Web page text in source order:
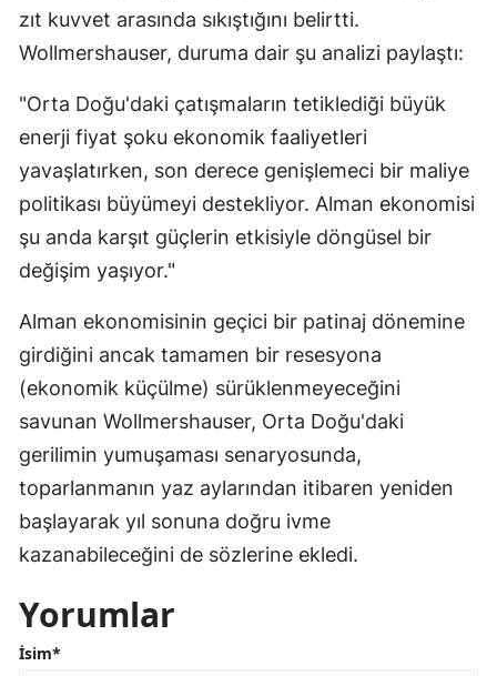
zıt kuvvet arasında sıkıştığını belirtti.
Wollmershauser, duruma dair şu analizi paylaştı:
"Orta Doğu'daki çatışmaların tetiklediği büyük
enerji fiyat şoku ekonomik faaliyetleri
yavaşlatırken, son derece genişlemeci bir maliye
politikası büyümeyi destekliyor. Alman ekonomisi
şu anda karşıt güçlerin etkisiyle döngüsel bir
değişim yaşıyor."
Alman ekonomisinin geçici bir patinaj dönemine
girdiğini ancak tamamen bir resesyona
(ekonomik küçülme) sürüklenmeyeceğini
savunan Wollmershauser, Orta Doğu'daki
gerilimin yumuşaması senaryosunda,
toparlanmanın yaz aylarından itibaren yeniden
başlayarak yıl sonuna doğru ivme
kazanabileceğini de sözlerine ekledi.
Yorumlar
İsim*